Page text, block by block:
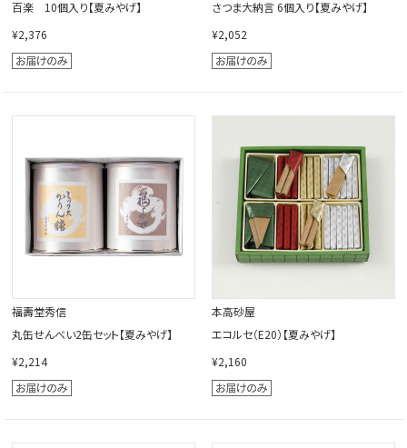
百楽 10個入り【夏みやげ】
¥2,376
さつま大納言 6個入り【夏みやげ】
¥2,052
福壽堂秀信
丸缶せんべい2缶セット【夏みやげ】
¥2,214
本高砂屋
エコルセ（E20）【夏みやげ】
¥2,160